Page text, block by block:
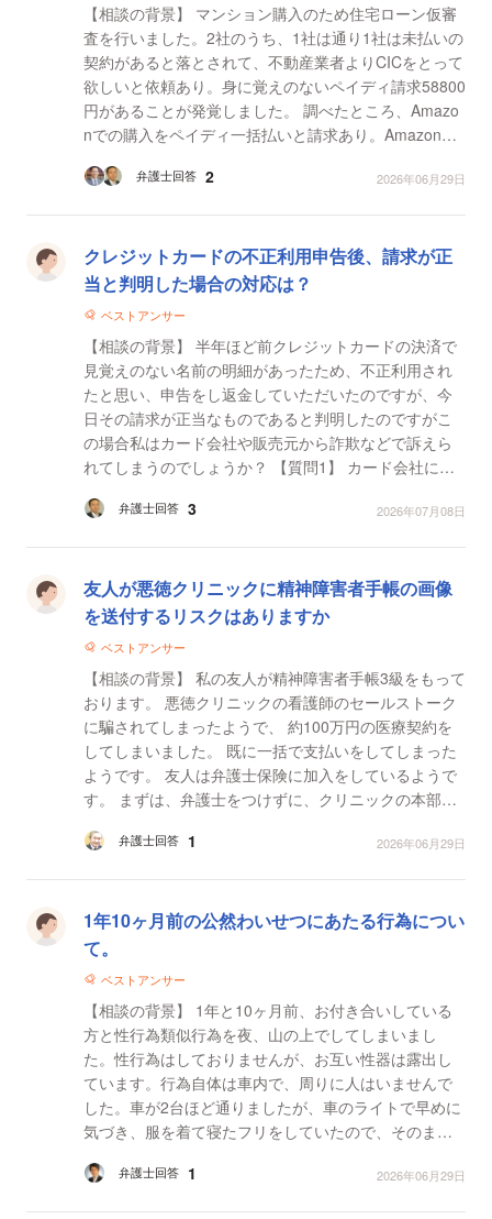
【相談の背景】 マンション購入のため住宅ローン仮審
査を行いました。2社のうち、1社は通り1社は未払いの
契約があると落とされて、不動産業者よりCICをとって
欲しいと依頼あり。身に覚えのないペイディ請求58800
円があることが発覚しました。 調べたところ、Amazo
nでの購入をペイディ一括払いと請求あり。Amazonで
き、ペ...弁護士回答 2 2026年06月29日
クレジットカードの不正利用申告後、請求が正
当と判明した場合の対応は？
ベストアンサー
【相談の背景】 半年ほど前クレジットカードの決済で
見覚えのない名前の明細があったため、不正利用され
たと思い、申告をし返金していただいたのですが、今
日その請求が正当なものであると判明したのですがこ
の場合私はカード会社や販売元から詐欺などで訴えら
れてしまうのでしょうか？ 【質問1】 カード会社には
よろ...弁護士回答 3 2026年07月08日
友人が悪徳クリニックに精神障害者手帳の画像
を送付するリスクはありますか
ベストアンサー
【相談の背景】 私の友人が精神障害者手帳3級をもって
おります。 悪徳クリニックの看護師のセールストーク
に騙されてしまったようで、 約100万円の医療契約を
してしまいました。 既に一括で支払いをしてしまった
ようです。 友人は弁護士保険に加入をしているようで
す。 まずは、弁護士をつけずに、クリニックの本部と
弁護士回答 1 2026年06月29日
1年10ヶ月前の公然わいせつにあたる行為につい
て。
ベストアンサー
【相談の背景】 1年と10ヶ月前、お付き合いしている
方と性行為類似行為を夜、山の上でしてしまいまし
た。性行為はしておりませんが、お互い性器は露出し
ています。行為自体は車内で、周りに人はいませんで
した。車が2台ほど通りましたが、車のライトで早めに
気づき、服を着て寝たフリをしていたので、そのまま
す。また監視...
弁護士回答 1 2026年06月29日